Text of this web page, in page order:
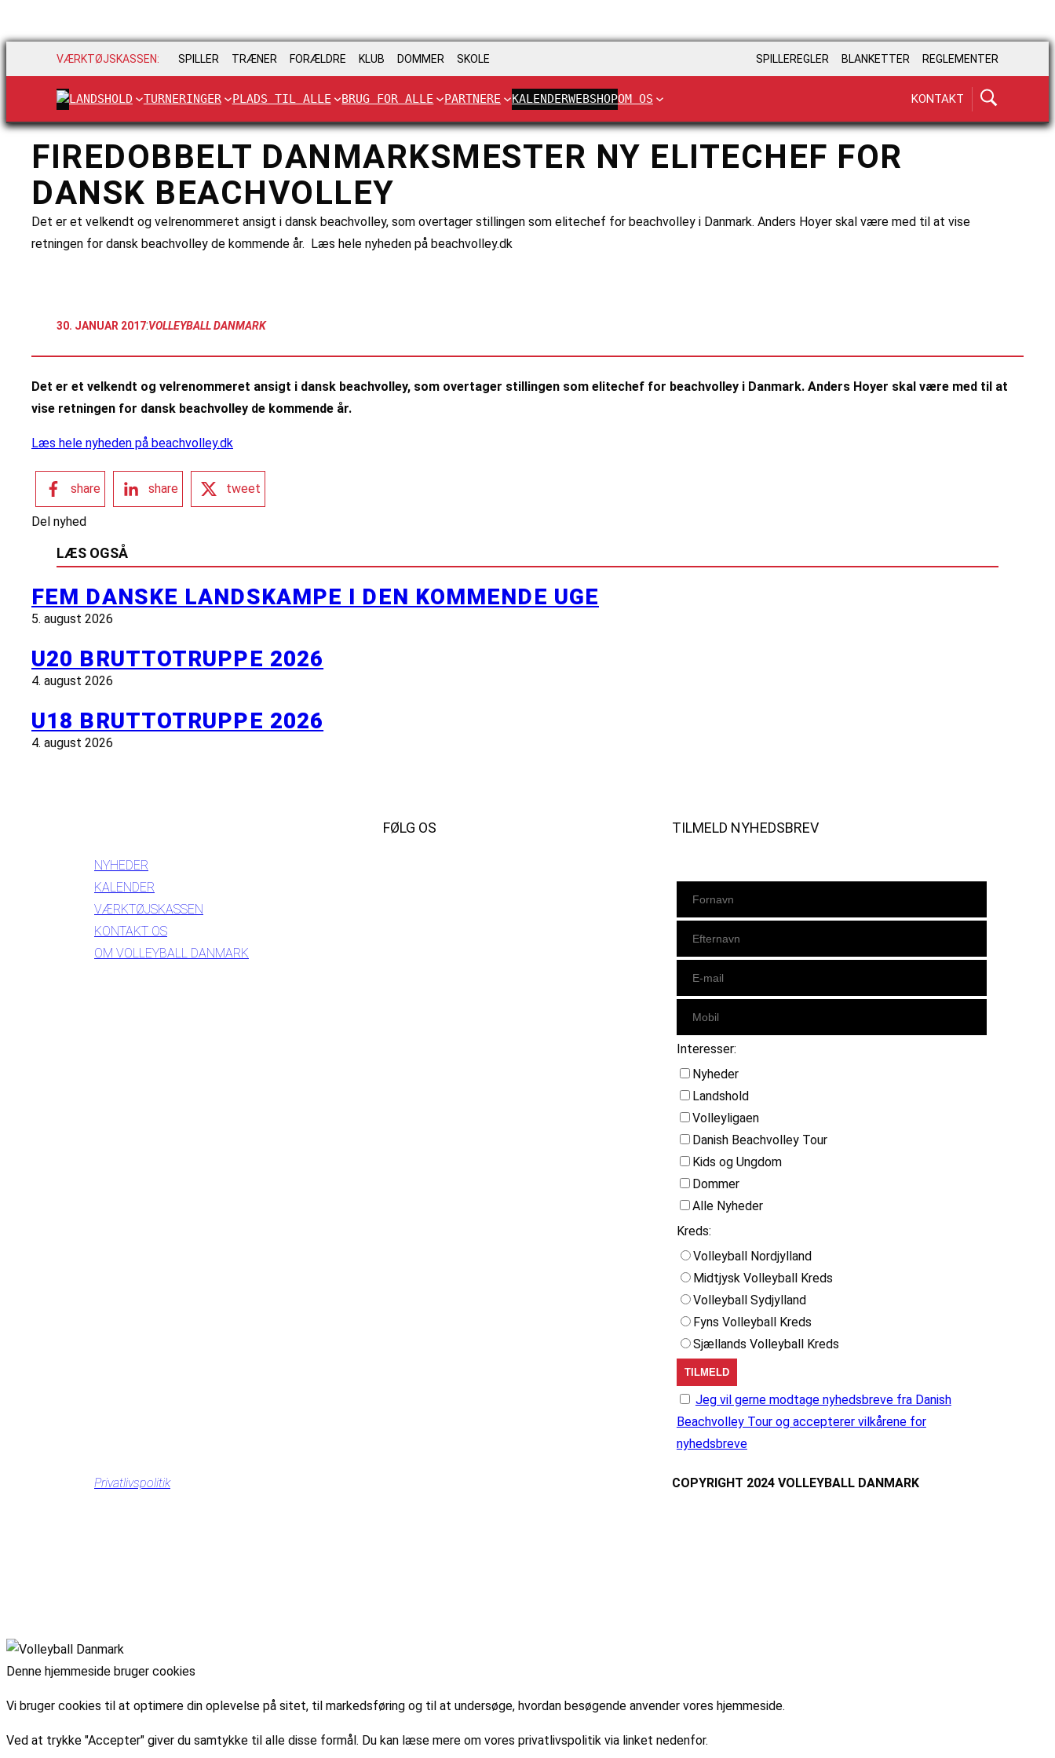
VÆRKTØJSKASSEN: SPILLER TRÆNER FORÆLDRE KLUB DOMMER SKOLE SPILLEREGLER BLANKETTER REGLEMENTER
LANDSHOLD TURNERINGER PLADS TIL ALLE BRUG FOR ALLE PARTNERE KALENDERWEBSHOPOM OS KONTAKT
FIREDOBBELT DANMARKSMESTER NY ELITECHEF FOR
DANSK BEACHVOLLEY
Det er et velkendt og velrenommeret ansigt i dansk beachvolley, som overtager stillingen som elitechef for beachvolley i Danmark. Anders Hoyer skal være med til at vise
retningen for dansk beachvolley de kommende år. Læs hele nyheden på beachvolley.dk
30. JANUAR 2017:VOLLEYBALL DANMARK
Det er et velkendt og velrenommeret ansigt i dansk beachvolley, som overtager stillingen som elitechef for beachvolley i Danmark. Anders Hoyer skal være med til at
vise retningen for dansk beachvolley de kommende år.
Læs hele nyheden på beachvolley.dk
share share tweet
Del nyhed
LÆS OGSÅ
FEM DANSKE LANDSKAMPE I DEN KOMMENDE UGE
5. august 2026
U20 BRUTTOTRUPPE 2026
4. august 2026
U18 BRUTTOTRUPPE 2026
4. august 2026
NYHEDER
KALENDER
VÆRKTØJSKASSEN
KONTAKT OS
OM VOLLEYBALL DANMARK
FØLG OS TILMELD NYHEDSBREV
Interesser:
Nyheder
Landshold
Volleyligaen
Danish Beachvolley Tour
Kids og Ungdom
Dommer
Alle Nyheder
Kreds:
Volleyball Nordjylland
Midtjysk Volleyball Kreds
Volleyball Sydjylland
Fyns Volleyball Kreds
Sjællands Volleyball Kreds
Jeg vil gerne modtage nyhedsbreve fra Danish
Beachvolley Tour og accepterer vilkårene for
nyhedsbreve
Privatlivspolitik COPYRIGHT 2024 VOLLEYBALL DANMARK
Denne hjemmeside bruger cookies
Vi bruger cookies til at optimere din oplevelse på sitet, til markedsføring og til at undersøge, hvordan besøgende anvender vores hjemmeside.
Ved at trykke "Accepter" giver du samtykke til alle disse formål. Du kan læse mere om vores privatlivspolitik via linket nedenfor.